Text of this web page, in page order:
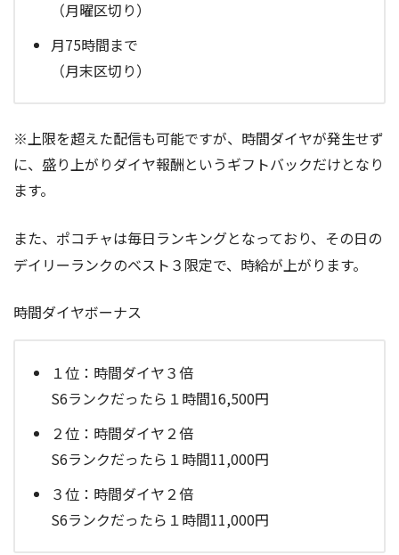
（月曜区切り）
月75時間まで
（月末区切り）
※上限を超えた配信も可能ですが、時間ダイヤが発生せず
に、盛り上がりダイヤ報酬というギフトバックだけとなり
ます。
また、ポコチャは毎日ランキングとなっており、その日の
デイリーランクのベスト３限定で、時給が上がります。
時間ダイヤボーナス
１位：時間ダイヤ３倍
S6ランクだったら１時間16,500円
２位：時間ダイヤ２倍
S6ランクだったら１時間11,000円
３位：時間ダイヤ２倍
S6ランクだったら１時間11,000円